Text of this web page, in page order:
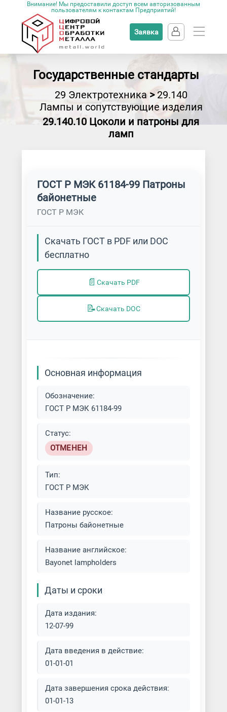
Внимание! Мы предоставили доступ всем авторизованным
пользователям к контактам Предприятий!
Заявка
Государственные стандарты
29 Электротехника>29.140
Лампы и сопутствующие изделия
29.140.10 Цоколи и патроны для
ламп
ГОСТ Р МЭК 61184-99 Патроны
байонетные
ГОСТ Р МЭК
Скачать ГОСТ в PDF или DOC
бесплатно
📄 Скачать PDF
📝Скачать DOC
Основная информация
Обозначение:
ГОСТ Р МЭК 61184-99
Статус:
ОТМЕНЕН
Тип:
ГОСТ Р МЭК
Название русское:
Патроны байонетные
Название английское:
Bayonet lampholders
Даты и сроки
Дата издания:
12-07-99
Дата введения в действие:
01-01-01
Дата завершения срока действия:
01-01-13